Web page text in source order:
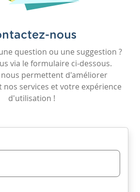
nous
question ou une suggestion ?
via le formulaire ci-dessous.
permettent d'améliorer
services et votre expérience
d'utilisation !